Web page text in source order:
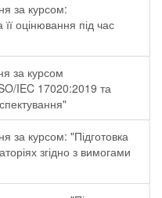
за курсом:
оцінювання під час
за курсом
IEC 17020:2019 та
за курсом: "Підготовка
згідно з вимогами